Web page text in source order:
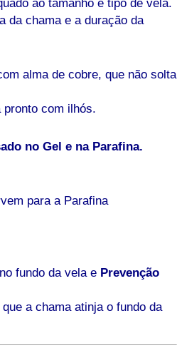
da chama e a duração da
alma de cobre, que não solta
pronto com ilhós.
no Gel e na Parafina.
para a Parafina
fundo da vela e Prevenção
a chama atinja o fundo da